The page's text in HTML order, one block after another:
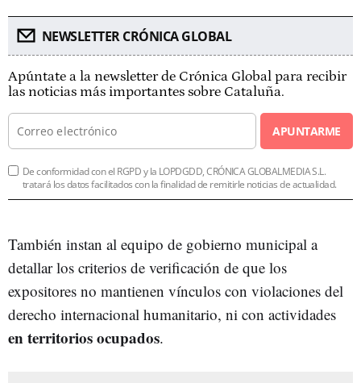
NEWSLETTER CRÓNICA GLOBAL
Apúntate a la newsletter de Crónica Global para recibir
las noticias más importantes sobre Cataluña.
APUNTARME
De conformidad con el RGPD y la LOPDGDD, CRÓNICA GLOBALMEDIA S.L.
tratará los datos facilitados con la finalidad de remitirle noticias de actualidad.
También instan al equipo de gobierno municipal a
detallar los criterios de verificación de que los
expositores no mantienen vínculos con violaciones del
derecho internacional humanitario, ni con actividades
en territorios ocupados.